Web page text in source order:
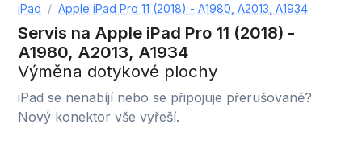
iPad Apple iPad Pro 11 (2018) - A1980, A2013, A1934
Servis na Apple iPad Pro 11 (2018) -
A1980, A2013, A1934
Výměna dotykové plochy
iPad se nenabíjí nebo se připojuje přerušovaně?
Nový konektor vše vyřeší.